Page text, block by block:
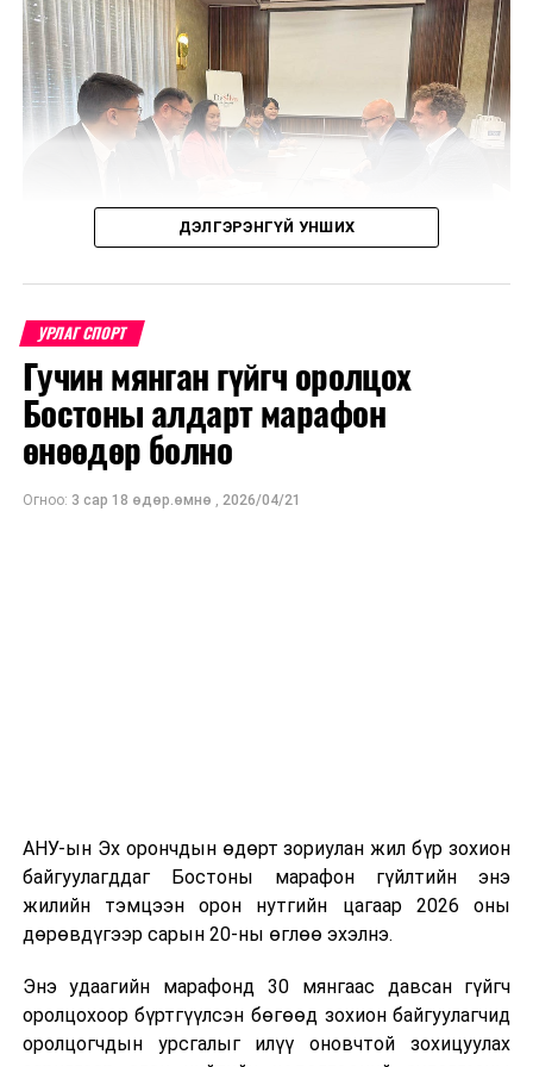
Уулзалтаар Польш болон Монголын өв соёл, ахуй
амьдрал, үндэстний онцлогийг харуулсан
бүтээлүүдийг солилцохоор боллоо.
бүтээсэн "Зөн дагасан монгол адуу" баримтат киног
ДЭЛГЭРЭНГҮЙ УНШИХ
УРЛАГ СПОРТ
Гучин мянган гүйгч оролцох
Бостоны алдарт марафон
өнөөдөр болно
Огноо: 3 сар 18 өдөр.өмнө , 2026/04/21
АНУ-ын Эх орончдын өдөрт зориулан жил бүр зохион
байгуулагддаг Бостоны марафон гүйлтийн энэ
жилийн тэмцээн орон нутгийн цагаар 2026 оны
дөрөвдүгээр сарын 20-ны өглөө эхэлнэ.
Энэ удаагийн марафонд 30 мянгаас давсан гүйгч
оролцохоор бүртгүүлсэн бөгөөд зохион байгуулагчид
оролцогчдын урсгалыг илүү оновчтой зохицуулах